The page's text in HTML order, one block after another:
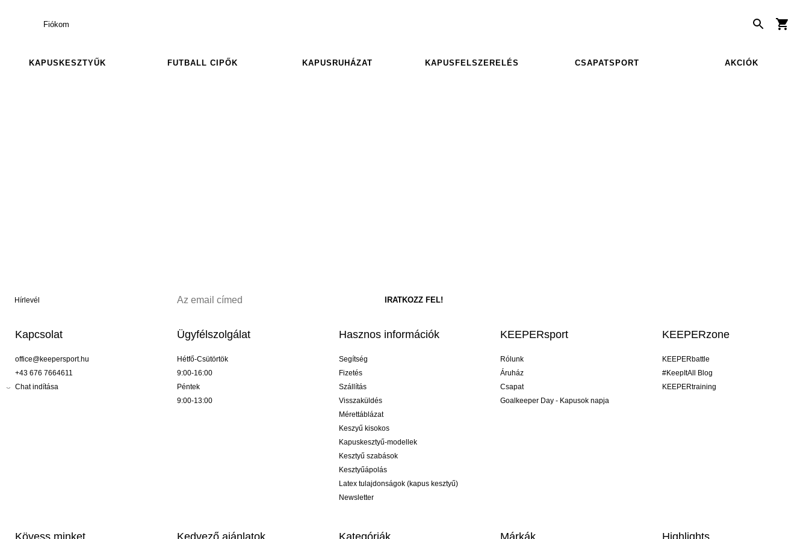
Fiókom
KAPUSKESZTYŰK FUTBALL CIPŐK KAPUSRUHÁZAT KAPUSFELSZERELÉS CSAPATSPORT AKCIÓK
Hírlevél
Kapcsolat
office@keepersport.hu
+43 676 7664611
Chat indítása
Ügyfélszolgálat
Hétfő-Csütörtök
9:00-16:00
Péntek
9:00-13:00
Hasznos információk
Segítség
Fizetés
Szállítás
Visszaküldés
Mérettáblázat
Keszyű kisokos
Kapuskesztyű-modellek
Kesztyű szabások
Kesztyűápolás
Latex tulajdonságok (kapus kesztyű)
Newsletter
KEEPERsport
Rólunk
Áruház
Csapat
Goalkeeper Day - Kapusok napja
KEEPERzone
KEEPERbattle
#KeepItAll Blog
KEEPERtraining
Kövess minket Kedvező ajánlatok Kategóriák Márkák Highlights